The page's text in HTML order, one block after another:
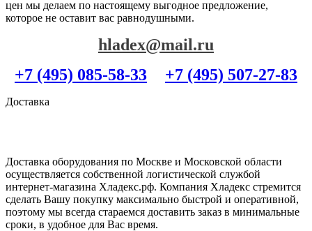
цен мы делаем по настоящему выгодное предложение,
которое не оставит вас равнодушными.
hladex@mail.ru
+7 (495) 085-58-33
+7 (495) 507-27-83
Доставка
Доставка оборудования по Москве и Московской области
осуществляется собственной логистической службой
интернет-магазина Хладекс.рф. Компания Хладекс стремится
сделать Вашу покупку максимально быстрой и оперативной,
поэтому мы всегда стараемся доставить заказ в минимальные
сроки, в удобное для Вас время.